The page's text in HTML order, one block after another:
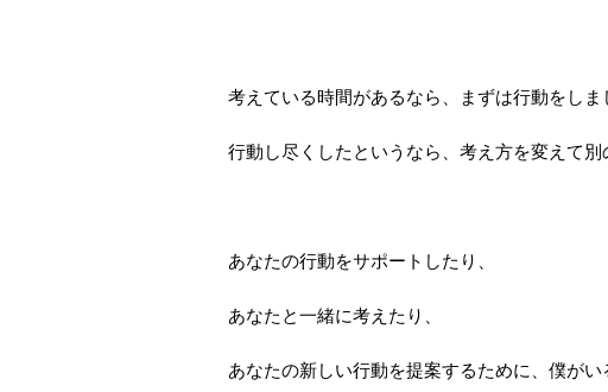
考えている時間があるなら、まずは行動をしま
行動し尽くしたというなら、考え方を変えて別
あなたの行動をサポートしたり、
あなたと一緒に考えたり、
あなたの新しい行動を提案するために、僕がい